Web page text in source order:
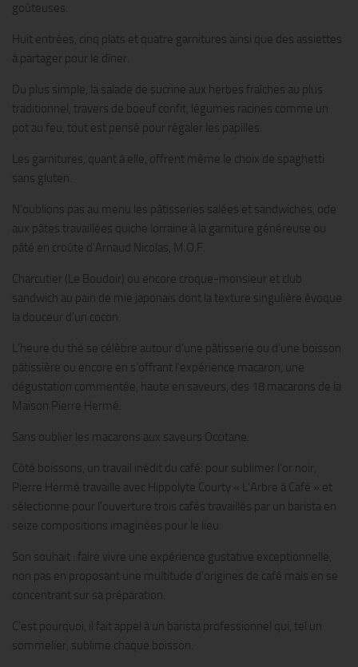
goûteuses.
Huit entrées, cinq plats et quatre garnitures ainsi que des assiettes
à partager pour le dîner.
Du plus simple, la salade de sucrine aux herbes fraîches au plus
traditionnel, travers de boeuf confit, légumes racines comme un
pot au feu, tout est pensé pour régaler les papilles.
Les garnitures, quant à elle, offrent même le choix de spaghetti
sans gluten.
N’oublions pas au menu les pâtisseries salées et sandwiches, ode
aux pâtes travaillées quiche lorraine à la garniture généreuse ou
pâté en croûte d’Arnaud Nicolas, M.O.F.
Charcutier (Le Boudoir) ou encore croque-monsieur et club
sandwich au pain de mie japonais dont la texture singulière évoque
la douceur d’un cocon.
L’heure du thé se célèbre autour d’une pâtisserie ou d’une boisson
pâtissière ou encore en s’offrant l’expérience macaron, une
dégustation commentée, haute en saveurs, des 18 macarons de la
Maison Pierre Hermé.
Sans oublier les macarons aux saveurs Occitane.
Côté boissons, un travail inédit du café: pour sublimer l’or noir,
Pierre Hermé travaille avec Hippolyte Courty « L’Arbre à Café » et
sélectionne pour l’ouverture trois cafés travaillés par un barista en
seize compositions imaginées pour le lieu.
Son souhait : faire vivre une expérience gustative exceptionnelle,
non pas en proposant une multitude d’origines de café mais en se
concentrant sur sa préparation.
C’est pourquoi, il fait appel à un barista professionnel qui, tel un
sommelier, sublime chaque boisson.